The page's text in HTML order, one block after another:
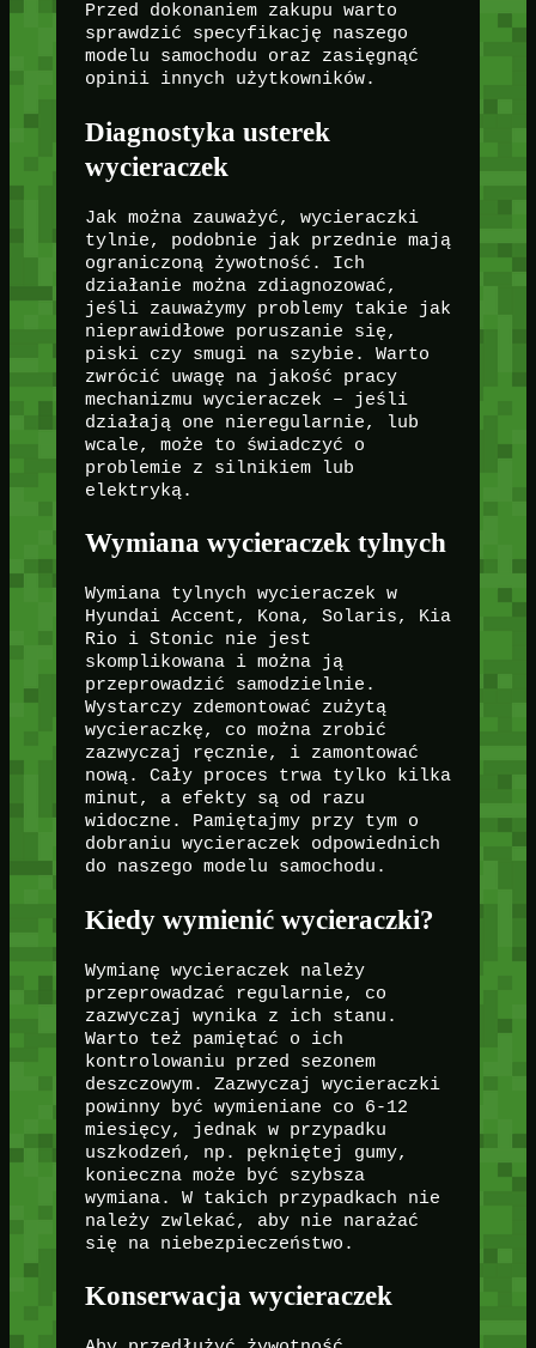
Przed dokonaniem zakupu warto
sprawdzić specyfikację naszego
modelu samochodu oraz zasięgnąć
opinii innych użytkowników.
Diagnostyka usterek
wycieraczek
Jak można zauważyć, wycieraczki
tylnie, podobnie jak przednie mają
ograniczoną żywotność. Ich
działanie można zdiagnozować,
jeśli zauważymy problemy takie jak
nieprawidłowe poruszanie się,
piski czy smugi na szybie. Warto
zwrócić uwagę na jakość pracy
mechanizmu wycieraczek – jeśli
działają one nieregularnie, lub
wcale, może to świadczyć o
problemie z silnikiem lub
elektryką.
Wymiana wycieraczek tylnych
Wymiana tylnych wycieraczek w
Hyundai Accent, Kona, Solaris, Kia
Rio i Stonic nie jest
skomplikowana i można ją
przeprowadzić samodzielnie.
Wystarczy zdemontować zużytą
wycieraczkę, co można zrobić
zazwyczaj ręcznie, i zamontować
nową. Cały proces trwa tylko kilka
minut, a efekty są od razu
widoczne. Pamiętajmy przy tym o
dobraniu wycieraczek odpowiednich
do naszego modelu samochodu.
Kiedy wymienić wycieraczki?
Wymianę wycieraczek należy
przeprowadzać regularnie, co
zazwyczaj wynika z ich stanu.
Warto też pamiętać o ich
kontrolowaniu przed sezonem
deszczowym. Zazwyczaj wycieraczki
powinny być wymieniane co 6-12
miesięcy, jednak w przypadku
uszkodzeń, np. pękniętej gumy,
konieczna może być szybsza
wymiana. W takich przypadkach nie
należy zwlekać, aby nie narażać
się na niebezpieczeństwo.
Konserwacja wycieraczek